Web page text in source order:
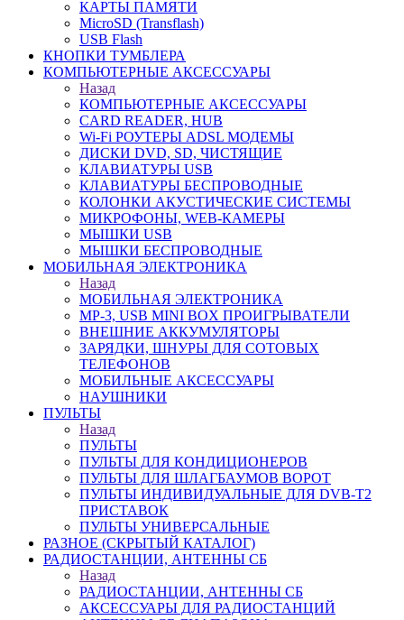
КАРТЫ ПАМЯТИ
MicroSD (Transflash)
USB Flash
КНОПКИ ТУМБЛЕРА
КОМПЬЮТЕРНЫЕ АКСЕССУАРЫ
Назад
КОМПЬЮТЕРНЫЕ АКСЕССУАРЫ
CARD READER, HUB
Wi-Fi РОУТЕРЫ ADSL МОДЕМЫ
ДИСКИ DVD, SD, ЧИСТЯЩИЕ
КЛАВИАТУРЫ USB
КЛАВИАТУРЫ БЕСПРОВОДНЫЕ
КОЛОНКИ АКУСТИЧЕСКИЕ СИСТЕМЫ
МИКРОФОНЫ, WEB-КАМЕРЫ
МЫШКИ USB
МЫШКИ БЕСПРОВОДНЫЕ
МОБИЛЬНАЯ ЭЛЕКТРОНИКА
Назад
МОБИЛЬНАЯ ЭЛЕКТРОНИКА
MP-3, USB MINI BOX ПРОИГРЫВАТЕЛИ
ВНЕШНИЕ АККУМУЛЯТОРЫ
ЗАРЯДКИ, ШНУРЫ ДЛЯ СОТОВЫХ
ТЕЛЕФОНОВ
МОБИЛЬНЫЕ АКСЕССУАРЫ
НАУШНИКИ
ПУЛЬТЫ
Назад
ПУЛЬТЫ
ПУЛЬТЫ ДЛЯ КОНДИЦИОНЕРОВ
ПУЛЬТЫ ДЛЯ ШЛАГБАУМОВ ВОРОТ
ПУЛЬТЫ ИНДИВИДУАЛЬНЫЕ ДЛЯ DVB-T2
ПРИСТАВОК
ПУЛЬТЫ УНИВЕРСАЛЬНЫЕ
РАЗНОЕ (СКРЫТЫЙ КАТАЛОГ)
РАДИОСТАНЦИИ, АНТЕННЫ CБ
Назад
РАДИОСТАНЦИИ, АНТЕННЫ CБ
АКСЕССУАРЫ ДЛЯ РАДИОСТАНЦИЙ